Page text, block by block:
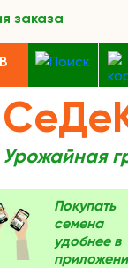
заказа
Урожайная
Покупать
семена
удобнее в